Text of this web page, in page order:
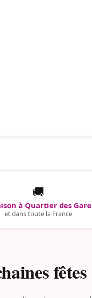
🚚
à Quartier des
et dans toute la France
fêtes